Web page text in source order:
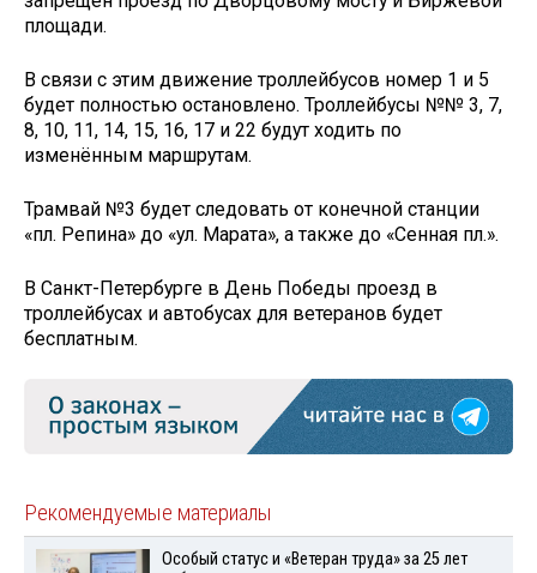
площади.
В связи с этим движение троллейбусов номер 1 и 5
будет полностью остановлено. Троллейбусы №№ 3, 7,
8, 10, 11, 14, 15, 16, 17 и 22 будут ходить по
изменённым маршрутам.
Трамвай №3 будет следовать от конечной станции
«пл. Репина» до «ул. Марата», а также до «Сенная пл.».
В Санкт-Петербурге в День Победы проезд в
троллейбусах и автобусах для ветеранов будет
бесплатным.
Рекомендуемые материалы
Особый статус и «Ветеран труда» за 25 лет